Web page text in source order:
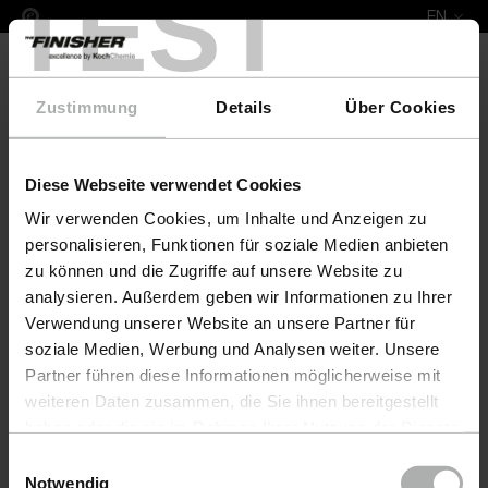
TEST
Zustimmung Details Über Cookies
Diese Webseite verwendet Cookies
Wir verwenden Cookies, um Inhalte und Anzeigen zu
personalisieren, Funktionen für soziale Medien anbieten
zu können und die Zugriffe auf unsere Website zu
analysieren. Außerdem geben wir Informationen zu Ihrer
Verwendung unserer Website an unsere Partner für
soziale Medien, Werbung und Analysen weiter. Unsere
Partner führen diese Informationen möglicherweise mit
weiteren Daten zusammen, die Sie ihnen bereitgestellt
Einstellungen zu den Cookies finden Sie unter
Notwendig
EN
COLOURLOCK Leather Fresh Colour & Protect Set